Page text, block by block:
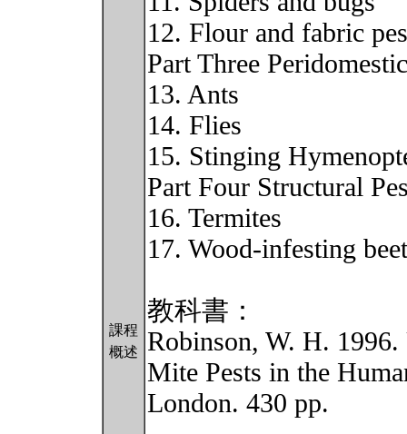
課程
概述
12. Flour and fabric
Part Three
13. Ants
14. Flies
15. Stinging
Part Four Structural
16. Termites
17. Wood-infesting
教科書：
Robinson, W. H.
Mite Pests in the
London. 430 pp.